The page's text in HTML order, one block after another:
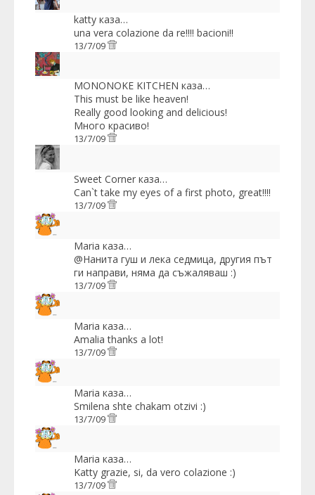
katty каза…
una vera colazione da re!!!! bacioni!!
13/7/09
MONONOKE KITCHEN каза…
This must be like heaven!
Really good looking and delicious!
Много красиво!
13/7/09
Sweet Corner каза…
Can`t take my eyes of a first photo, great!!!!
13/7/09
Maria каза…
@Нанита гуш и лека седмица, другия път
ги направи, няма да съжаляваш :)
13/7/09
Maria каза…
Amalia thanks a lot!
13/7/09
Maria каза…
Smilena shte chakam otzivi :)
13/7/09
Maria каза…
Katty grazie, si, da vero colazione :)
13/7/09